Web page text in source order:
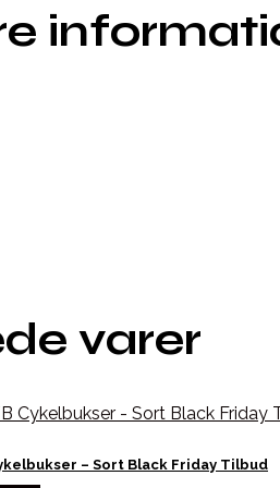
varer
– Sort Black Friday Tilbud